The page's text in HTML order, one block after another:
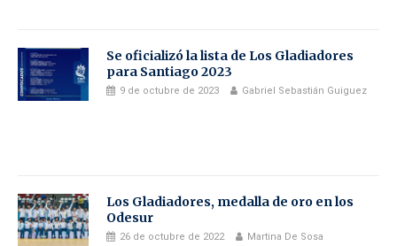
Se oficializó la lista de Los Gladiadores
para Santiago 2023
9 de octubre de 2023 Gabriel Sebastián Guiguez
Los Gladiadores, medalla de oro en los
Odesur
26 de octubre de 2022 Martina De Sosa